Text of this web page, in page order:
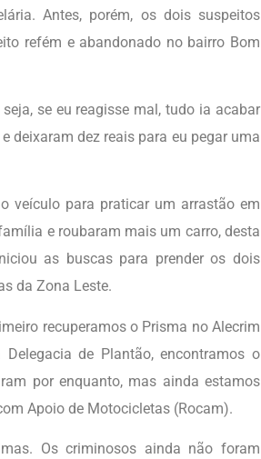
Antes, porém, os dois suspeitos
refém e abandonado no bairro Bom
se eu reagisse mal, tudo ia acabar
deixaram dez reais para eu pegar uma
veículo para praticar um arrastão em
e roubaram mais um carro, desta
as buscas para prender os dois
da Zona Leste.
recuperamos o Prisma no Alecrim
de Plantão, encontramos o
por enquanto, mas ainda estamos
Apoio de Motocicletas (Rocam).
Os criminosos ainda não foram